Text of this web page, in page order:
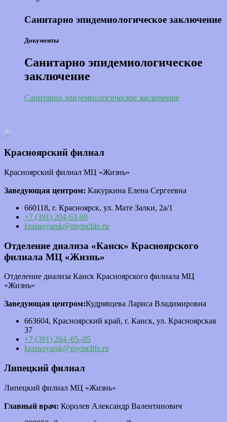
Санитарно эпидемиологическое заключение
Документы
Санитарно эпидемиологическое
заключение
Санитарно эпидемиологическое заключение
Красноярский филиал
Красноярский филиал МЦ «Жизнь»
Заведующая центром: Какуркина Елена Сергеевна
660118, г. Красноярск, ул. Мате Залки, 2а/1
+7 (391) 204-63-69
krasnoyarsk@mymclife.ru
Отделение диализа «Канск» Красноярского
филиала МЦ «Жизнь»
Отделение диализа Канск Красноярского филиала МЦ
«Жизнь»
Заведующая центром:Кудрявцева Лариса Владимировна
663604, Красноярский край, г. Канск, ул. Красноярская
37
+7 (391) 204–65–05
krasnoyarsk@mymclife.ru
Липецкий филиал
Липецкий филиал МЦ «Жизнь»
Главный врач: Королев Александр Валентинович